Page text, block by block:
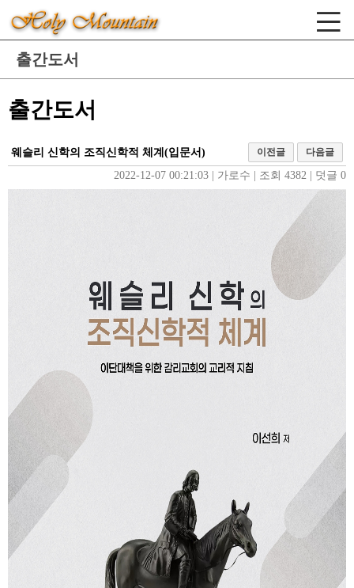
출간도서
출간도서
이전글 다음글
웨슬리 신학의 조직신학적 체계(입문서)
2022-12-07 00:21:03
가로수 조회 4382 덧글 0